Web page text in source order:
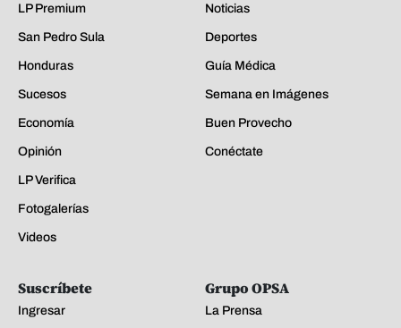
LP Premium
San Pedro Sula
Honduras
Sucesos
Economía
Opinión
LP Verifica
Fotogalerías
Videos
Noticias
Deportes
Guía Médica
Semana en Imágenes
Buen Provecho
Conéctate
Suscríbete
Ingresar
Grupo OPSA
La Prensa